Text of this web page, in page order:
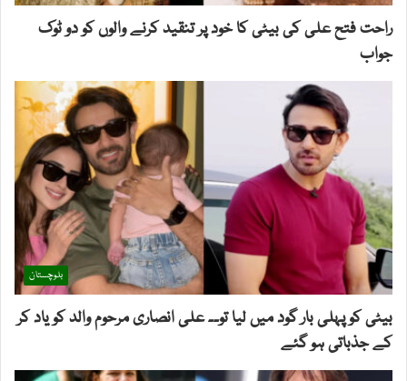
راحت فتح علی کی بیٹی کا خود پر تنقید کرنے والوں کو دو ٹوک
جواب
بلوچستان
بیٹی کو پہلی بار گود میں لیا تو۔۔ علی انصاری مرحوم والد کو یاد کر
کے جذباتی ہو گئے